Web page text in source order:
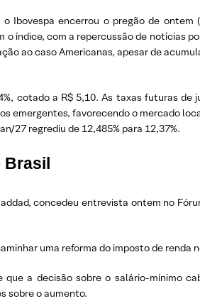
Ibovespa encerrou o pregão de
o índice, com a repercussão de notícias
ao caso Americanas, apesar de
cotado a R$ 5,10. As taxas futuras
emergentes, favorecendo o mercado
27 regrediu de 12,485% para 12,37%.
concedeu entrevista ontem no
uma reforma do imposto de
que a decisão sobre o salário-mínimo
sobre o aumento.